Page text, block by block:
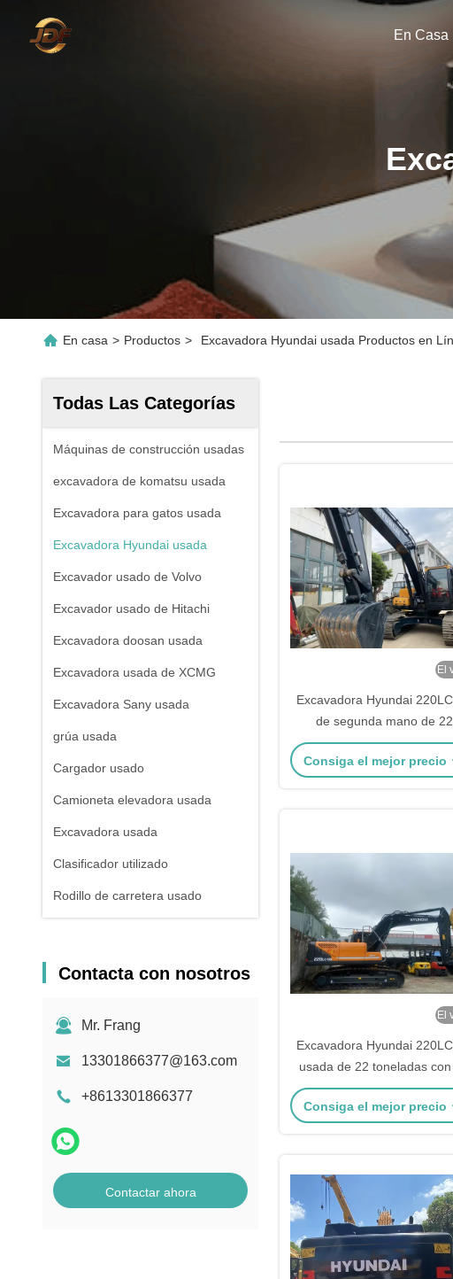
En Casa
En casa > Productos > Excavadora Hyundai usada Productos en
Todas Las Categorías
Máquinas de construcción usadas
excavadora de komatsu usada
Excavadora para gatos usada
Excavadora Hyundai usada
Excavador usado de Volvo
Excavador usado de Hitachi
Excavadora doosan usada
Excavadora usada de XCMG
Excavadora Sany usada
grúa usada
Cargador usado
Camioneta elevadora usada
Excavadora usada
Clasificador utilizado
Rodillo de carretera usado
Contacta con nosotros
Mr. Frang
13301866377@163.com
+8613301866377
Contactar ahora
El
Excavadora Hyundai
de segunda mano de 22
toneladas con un cubo de
m3
Consiga el mejor precio
El
Excavadora Hyundai
usada de 22 toneladas con
meses de garantía
Consiga el mejor precio